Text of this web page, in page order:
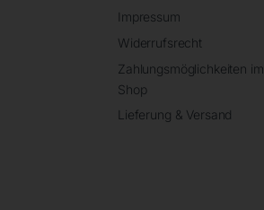
Impressum
Widerrufsrecht
Zahlungsmöglichkeiten im
Shop
Lieferung & Versand